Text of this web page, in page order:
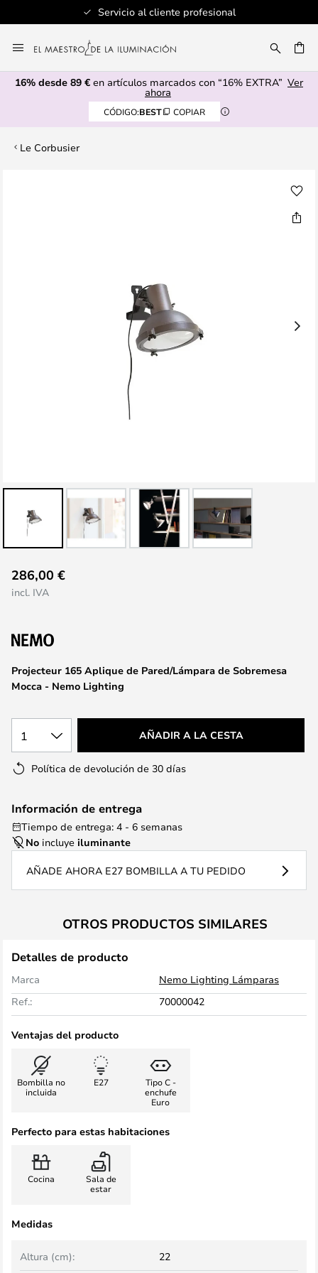
Servicio al cliente profesional
al
contenido
16% desde 89 € en artículos marcados con “16% EXTRA” Ver
ahora
CÓDIGO:BEST COPIAR
Le Corbusier
comienzo
la
galería
de
imágenes
Projecteur 165 Aplique de Pared/Lámpara de Sobremesa
Mocca - Nemo Lighting
286,00 €
incl. IVA
1 AÑADIR A LA CESTA
Política de devolución de 30 días
Información de entrega
Tiempo de entrega: 4 - 6 semanas
No incluye iluminante
AÑADE AHORA E27 BOMBILLA A TU PEDIDO
OTROS PRODUCTOS SIMILARES
Detalles de producto
Marca
Nemo Lighting Lámparas
Ref.:
70000042
Ventajas del producto
Bombilla no
incluida
E27
Tipo C -
enchufe
Euro
Perfecto para estas habitaciones
Cocina
Sala de
estar
Medidas
Altura (cm):
22